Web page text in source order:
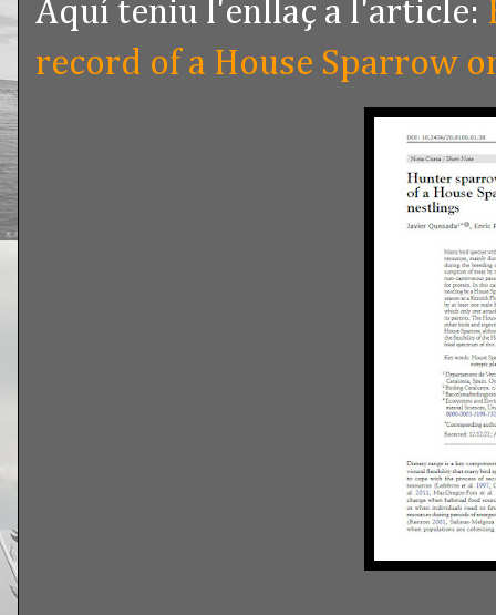
Aquí teniu l'enllaç a l'article:
record of a House Sparrow